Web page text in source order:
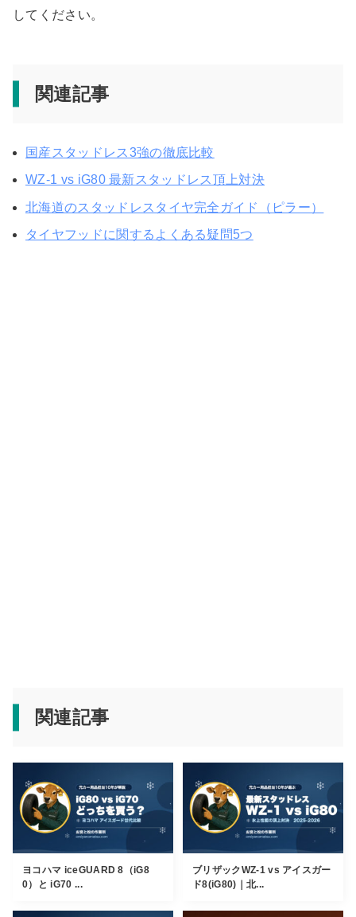
してください。
関連記事
国産スタッドレス3強の徹底比較
WZ-1 vs iG80 最新スタッドレス頂上対決
北海道のスタッドレスタイヤ完全ガイド（ピラー）
タイヤフッドに関するよくある疑問5つ
関連記事
ヨコハマ iceGUARD 8（iG8
0）と iG70 ...
ブリザックWZ-1 vs アイスガー
ド8(iG80)｜北...